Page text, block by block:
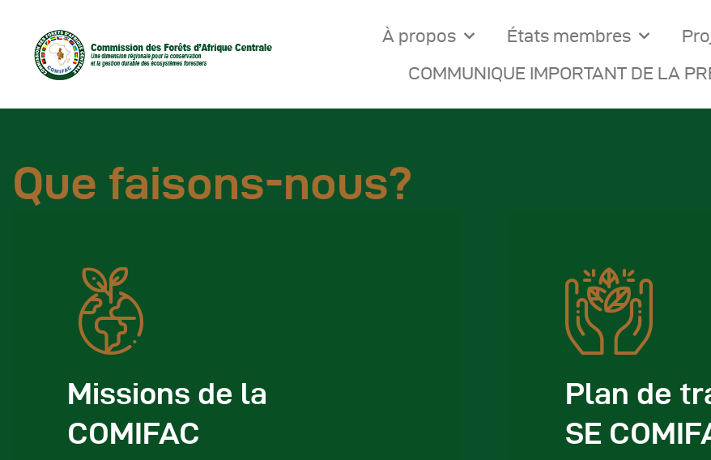
À propos États membres
COMMUNIQUE IMPORTANT DE LA
Documents Officiels
Conseils Des Ministres
Comptes Rendus De
Que faisons-nous?
Missions de la
COMIFAC
Plan de
SE